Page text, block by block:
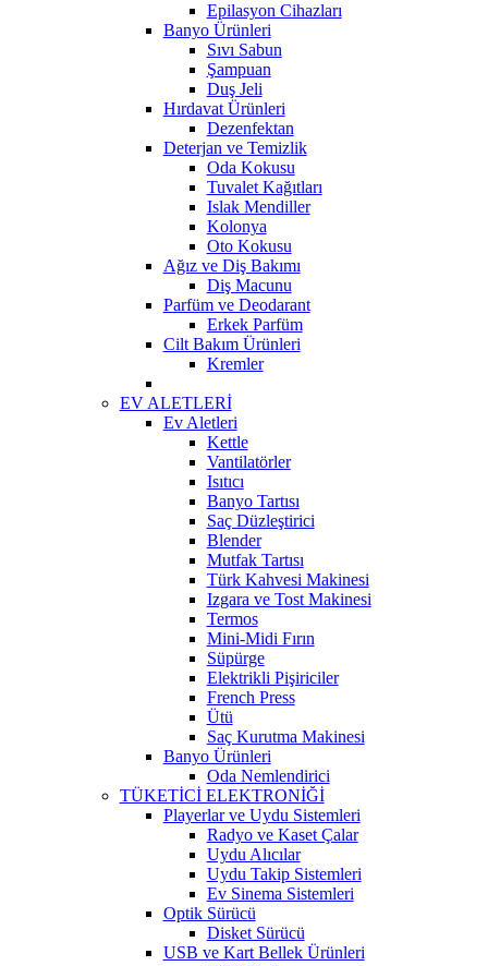
Epilasyon Cihazları
Banyo Ürünleri
Sıvı Sabun
Şampuan
Duş Jeli
Hırdavat Ürünleri
Dezenfektan
Deterjan ve Temizlik
Oda Kokusu
Tuvalet Kağıtları
Islak Mendiller
Kolonya
Oto Kokusu
Ağız ve Diş Bakımı
Diş Macunu
Parfüm ve Deodarant
Erkek Parfüm
Cilt Bakım Ürünleri
Kremler
EV ALETLERİ
Ev Aletleri
Kettle
Vantilatörler
Isıtıcı
Banyo Tartısı
Saç Düzleştirici
Blender
Mutfak Tartısı
Türk Kahvesi Makinesi
Izgara ve Tost Makinesi
Termos
Mini-Midi Fırın
Süpürge
Elektrikli Pişiriciler
French Press
Ütü
Saç Kurutma Makinesi
Banyo Ürünleri
Oda Nemlendirici
TÜKETİCİ ELEKTRONİĞİ
Playerlar ve Uydu Sistemleri
Radyo ve Kaset Çalar
Uydu Alıcılar
Uydu Takip Sistemleri
Ev Sinema Sistemleri
Optik Sürücü
Disket Sürücü
USB ve Kart Bellek Ürünleri